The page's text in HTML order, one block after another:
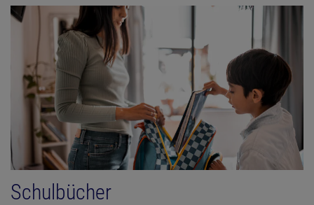
Schulbücher